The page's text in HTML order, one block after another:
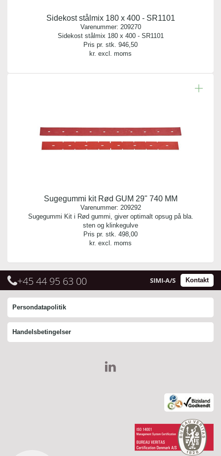
Sidekost stålmix 180 x 400 - SR1101
Varenummer: 209270
Sidekost stålmix 180 x 400 - SR1101
Pris pr. stk. 946,50
kr. excl. moms
Sugegummi kit Rød GUM 29" 740 MM
Varenummer: 209292
Sugegummi Kit i Rød gummi, giver optimalt opsug på bla.
sten og klinkegulve
Pris pr. stk. 498,00
kr. excl. moms
+45 44 95 63 00 Kontakt
SIMI-A/S
Persondatapolitik
Handelsbetingelser